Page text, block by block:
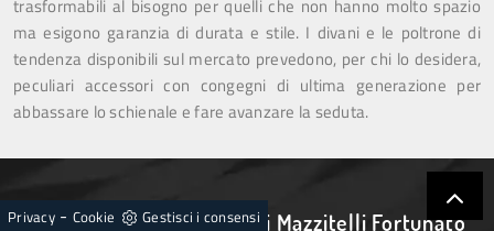
trasformabili al bisogno per quelli che non hanno molto spazio
ma esigono garanzia di durata e stile. I divani e le poltrone di
tendenza disponibili sul mercato prevedono, per chi lo desidera,
peculiari accessori con congegni di ultima generazione per
abbassare lo schienale e fare avanzare la seduta.
Arredamenti Casa Tech di Mazzitelli Fortunato
Privacy- Cookie Gestisci i consensi